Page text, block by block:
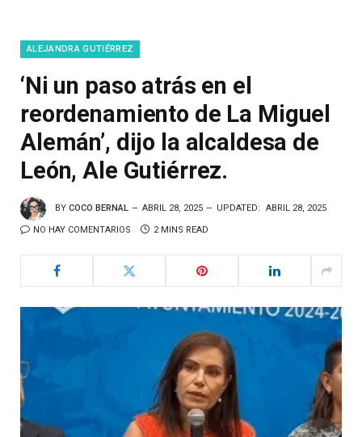
ALEJANDRA GUTIÉRREZ
‘Ni un paso atrás en el
reordenamiento de La Miguel
Alemán’, dijo la alcaldesa de
León, Ale Gutiérrez.
BY COCO BERNAL ABRIL 28, 2025 UPDATED: ABRIL 28, 2025
NO HAY COMENTARIOS 2 MINS READ